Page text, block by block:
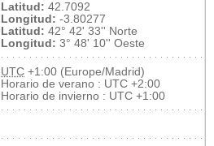
Latitud: 42.7092
Longitud: -3.80277
Latitud: 42° 42' 33'' Norte
Longitud: 3° 48' 10'' Oeste
UTC +1:00 (Europe/Madrid)
Horario de verano : UTC +2:00
Horario de invierno : UTC +1:00